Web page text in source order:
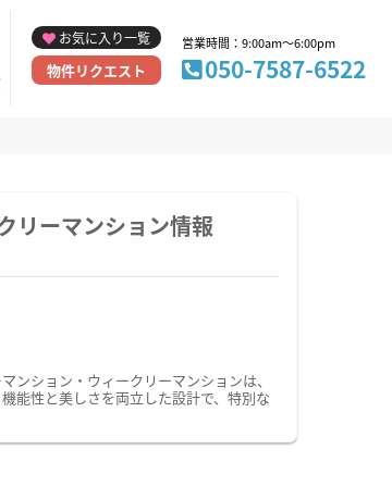
お気に入り一覧
物件リクエスト
営業時間：9:00am～6:00pm
050-7587-6522
リーマンション情報
ション・ウィークリーマンションは、
能性と美しさを両立した設計で、特別な